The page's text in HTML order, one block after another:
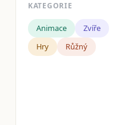
KATEGORIE
Animace
Zvíře
Hry
Růžný